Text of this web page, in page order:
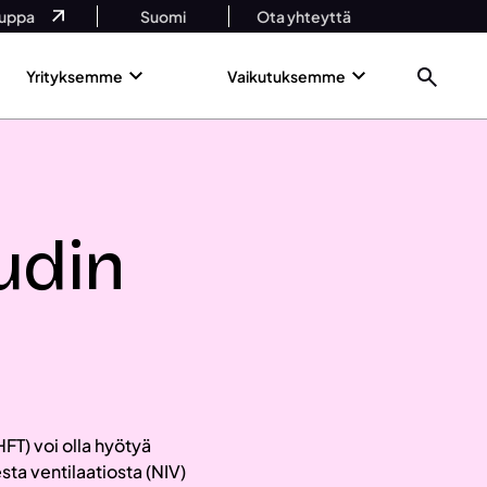
Suomi Ota yhteyttä
Yrityksemme Vaikutuksemme
voi olla hyötyä
ventilaatiosta (NIV)